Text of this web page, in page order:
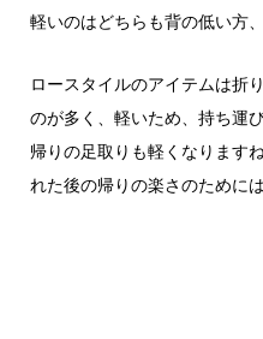
軽いのはどちらも背の低い方
ロースタイルのアイテムは折
のが多く、軽いため、持ち運
帰りの足取りも軽くなります
れた後の帰りの楽さのために